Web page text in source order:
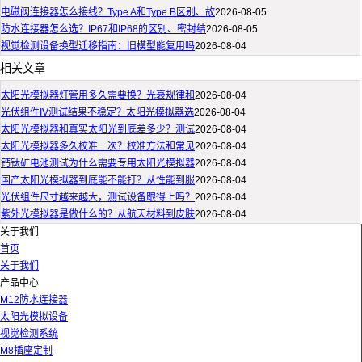
电磁阀连接器怎么接线？Type A和Type B区别、故2026-08-05
防水连接器怎么选？IP67和IP68的区别、密封结2026-08-05
视觉检测设备换型迁移指南：旧模型能复用吗2026-08-04
相关文章
太阳光模拟器灯管用多久需要换？光衰规律和2026-08-04
光伏组件IV测试结果不稳定？太阳光模拟器选2026-08-04
太阳光模拟器和真实太阳光到底差多少？测试2026-08-04
太阳光模拟器多久校准一次？校准方法和常见2026-08-04
钙钛矿电池测试为什么需要专用太阳光模拟器2026-08-04
国产太阳光模拟器到底能不能打？从性能到服2026-08-04
光伏组件尺寸越来越大，测试设备跟得上吗？ 2026-08-04
紫外光模拟器是做什么的？从航天材料到皮肤2026-08-04
关于我们
首页
关于我们
产品中心
M12防水连接器
太阳光模拟设备
视觉检测系统
M8插座定制